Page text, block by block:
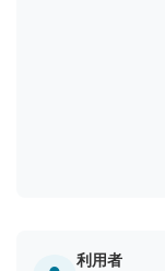
利用者